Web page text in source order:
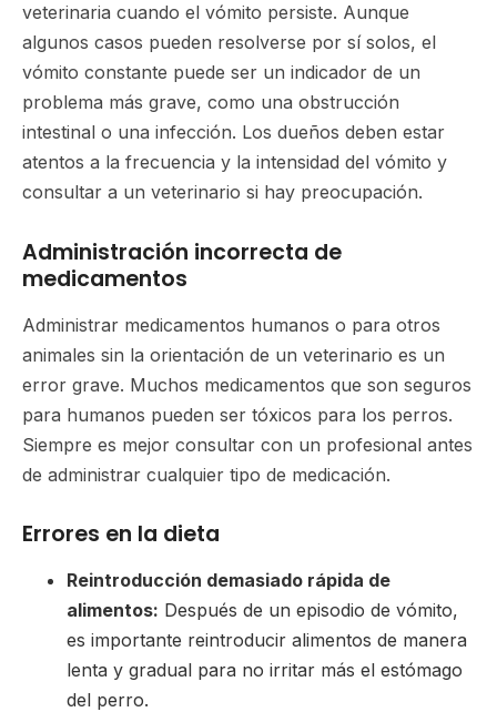
veterinaria cuando el vómito persiste. Aunque
algunos casos pueden resolverse por sí solos, el
vómito constante puede ser un indicador de un
problema más grave, como una obstrucción
intestinal o una infección. Los dueños deben estar
atentos a la frecuencia y la intensidad del vómito y
consultar a un veterinario si hay preocupación.
Administración incorrecta de
medicamentos
Administrar medicamentos humanos o para otros
animales sin la orientación de un veterinario es un
error grave. Muchos medicamentos que son seguros
para humanos pueden ser tóxicos para los perros.
Siempre es mejor consultar con un profesional antes
de administrar cualquier tipo de medicación.
Errores en la dieta
Reintroducción demasiado rápida de
alimentos: Después de un episodio de vómito,
es importante reintroducir alimentos de manera
lenta y gradual para no irritar más el estómago
del perro.